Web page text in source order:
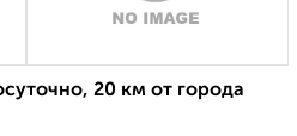
20 км от города